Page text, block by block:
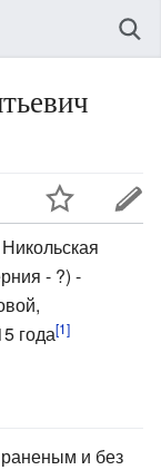
- ?) -
года[1]
и без